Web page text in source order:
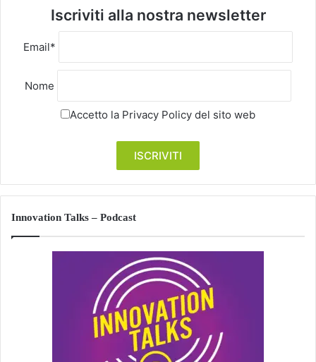
Iscriviti alla nostra newsletter
Email*
Nome
Accetto la Privacy Policy del sito web
Innovation Talks – Podcast